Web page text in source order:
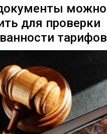
можно
для проверки
тарифов